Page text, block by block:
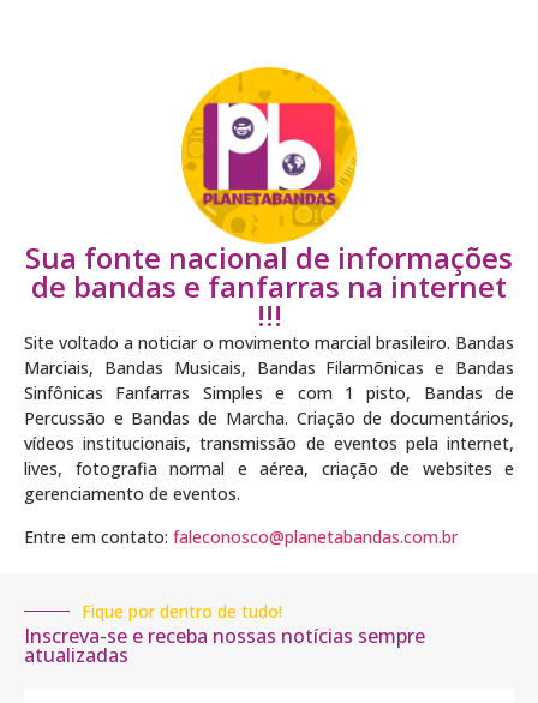
Sua fonte nacional de informações
de bandas e fanfarras na internet
!!!
Site voltado a noticiar o movimento marcial brasileiro. Bandas
Marciais, Bandas Musicais, Bandas Filarmõnicas e Bandas
Sinfônicas Fanfarras Simples e com 1 pisto, Bandas de
Percussão e Bandas de Marcha. Criação de documentários,
vídeos institucionais, transmissão de eventos pela internet,
lives, fotografia normal e aérea, criação de websites e
gerenciamento de eventos.
Entre em contato: faleconosco@planetabandas.com.br
Fique por dentro de tudo!
Inscreva-se e receba nossas notícias sempre
atualizadas